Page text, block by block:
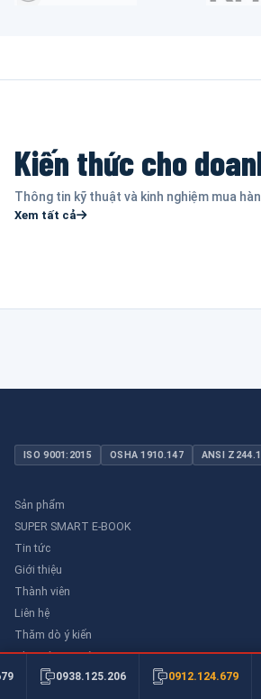
Kiến thức cho
Thông tin kỹ thuật và kinh nghiệm mua
Xem tất cả
ISO 9001:2015 OSHA 1910.147 ANSI Z244.1
Sản phẩm
SUPER SMART E-BOOK
Tin tức
Giới thiệu
Thành viên
Liên hệ
Thăm dò ý kiến
Thư viên an toàn
0938.125.206 0912.124.679